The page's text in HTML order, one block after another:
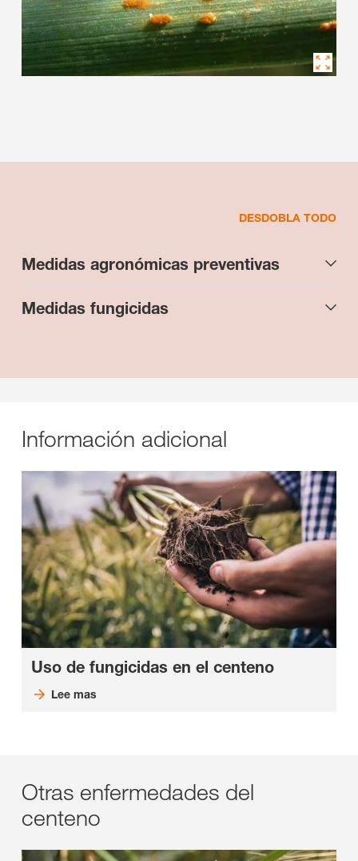
DESDOBLA TODO
Medidas agronómicas preventivas
Medidas fungicidas
Información adicional
Uso de fungicidas en el centeno
Lee mas
Otras enfermedades del
centeno